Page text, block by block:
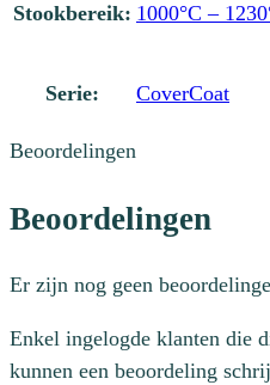
Stookbereik: 1000°C –
Serie: CoverCoat
Beoordelingen
Beoordelingen
Er zijn nog geen
Enkel ingelogde klanten die
kunnen een beoordeling